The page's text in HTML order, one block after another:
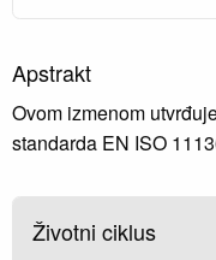
Apstrakt
Ovom izmenom
standarda EN ISO
Životni ciklus